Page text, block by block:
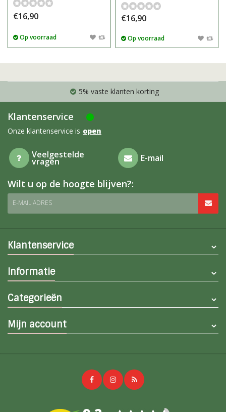
€16,90
Op voorraad
€16,90
Op voorraad
5% vaste klanten korting
Klantenservice
Onze klantenservice is open
Veelgestelde
vragen E-mail
Wilt u op de hoogte blijven?:
E-MAIL ADRES
Klantenservice
Informatie
Categorieën
Mijn account